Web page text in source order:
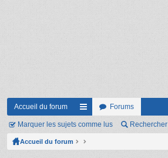
Accueil du forum
ac
co
Forums
Marquer les sujets comme lus Rechercher
Accueil du forum